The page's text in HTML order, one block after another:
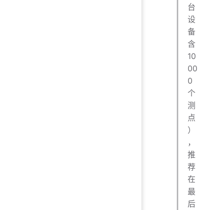
台
设
备
含
10
00
0
个
测
点
）
，
推
荐
在
最
后